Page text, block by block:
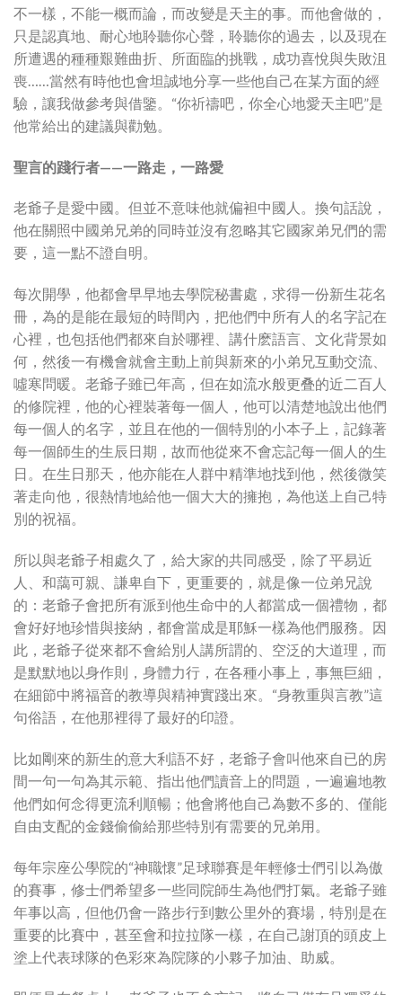
不一樣，不能一概而論，而改變是天主的事。而他會做的，
只是認真地、耐心地聆聽你心聲，聆聽你的過去，以及現在
所遭遇的種種艱難曲折、所面臨的挑戰，成功喜悅與失敗沮
喪……當然有時他也會坦誠地分享一些他自己在某方面的經
驗，讓我做參考與借鑒。“你祈禱吧，你全心地愛天主吧”是
他常給出的建議與勸勉。
聖言的踐行者——一路走，一路愛
老爺子是愛中國。但並不意味他就偏袒中國人。換句話說，
他在關照中國弟兄弟的同時並沒有忽略其它國家弟兄們的需
要，這一點不證自明。
每次開學，他都會早早地去學院秘書處，求得一份新生花名
冊，為的是能在最短的時間內，把他們中所有人的名字記在
心裡，也包括他們都來自於哪裡、講什麽語言、文化背景如
何，然後一有機會就會主動上前與新來的小弟兄互動交流、
噓寒問暖。老爺子雖已年高，但在如流水般更叠的近二百人
的修院裡，他的心裡裝著每一個人，他可以清楚地說出他們
每一個人的名字，並且在他的一個特別的小本子上，記錄著
每一個師生的生辰日期，故而他從來不會忘記每一個人的生
日。在生日那天，他亦能在人群中精準地找到他，然後微笑
著走向他，很熱情地給他一個大大的擁抱，為他送上自己特
別的祝福。
所以與老爺子相處久了，給大家的共同感受，除了平易近
人、和藹可親、謙卑自下，更重要的，就是像一位弟兄說
的：老爺子會把所有派到他生命中的人都當成一個禮物，都
會好好地珍惜與接納，都會當成是耶穌一樣為他們服務。因
此，老爺子從來都不會給別人講所謂的、空泛的大道理，而
是默默地以身作則，身體力行，在各種小事上，事無巨細，
在細節中將福音的教導與精神實踐出來。“身教重與言教”這
句俗語，在他那裡得了最好的印證。
比如剛來的新生的意大利語不好，老爺子會叫他來自已的房
間一句一句為其示範、指出他們讀音上的問題，一遍遍地教
他們如何念得更流利順暢；他會將他自己為數不多的、僅能
自由支配的金錢偷偷給那些特別有需要的兄弟用。
每年宗座公學院的“神職懷”足球聯賽是年輕修士們引以為傲
的賽事，修士們希望多一些同院師生為他們打氣。老爺子雖
年事以高，但他仍會一路步行到數公里外的賽場，特別是在
重要的比賽中，甚至會和拉拉隊一樣，在自己謝頂的頭皮上
塗上代表球隊的色彩來為院隊的小夥子加油、助威。